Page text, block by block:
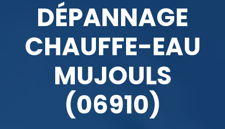
DÉPANNAGE
CHAUFFE-EAU
MUJOULS
(06910)